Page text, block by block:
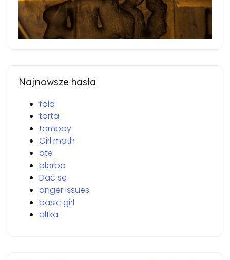
Najnowsze hasła
foid
torta
tomboy
Girl math
ate
blorbo
Dać se
anger issues
basic girl
altka